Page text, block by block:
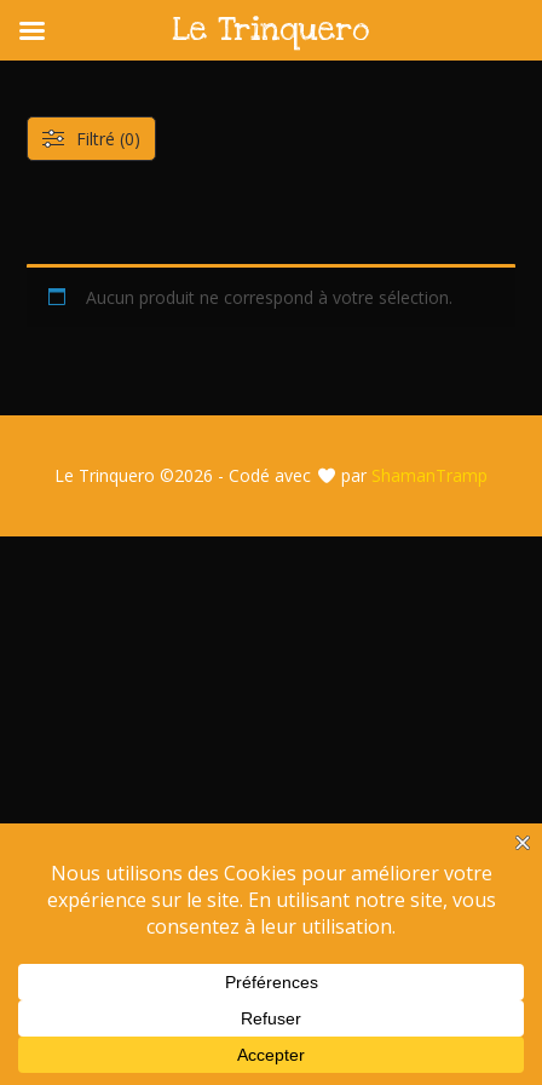
content
Aucun produit ne correspond à votre sélection.
Filtré (0)
Le Trinquero ©2026 - Codé avec par ShamanTramp
Le Trinquero